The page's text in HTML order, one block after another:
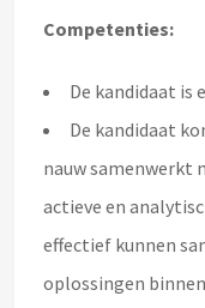
Competenties:
De kandidaat is
De kandidaat
nauw samenwerkt
actieve en
effectief kunnen
oplossingen